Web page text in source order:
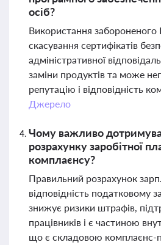
осіб?
Використання
скасування сертифікатів
адміністративної
заміни продуктів та може
репутацію і відповідність
Джерело
Чому важливо
розрахунку заробітної
комплаєнсу?
Правильний розрахунок
відповідність податковому
знижує ризики штрафів,
працівників і є частиною
що є складовою комплаєнс-